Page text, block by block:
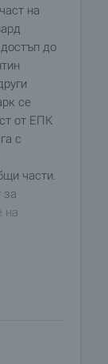
на
до
се
от ЕПК
с
части.
за
на
се със